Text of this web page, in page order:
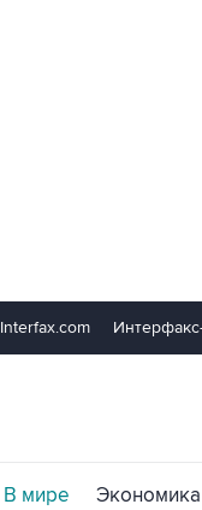
Interfax.com
В мире Экономика